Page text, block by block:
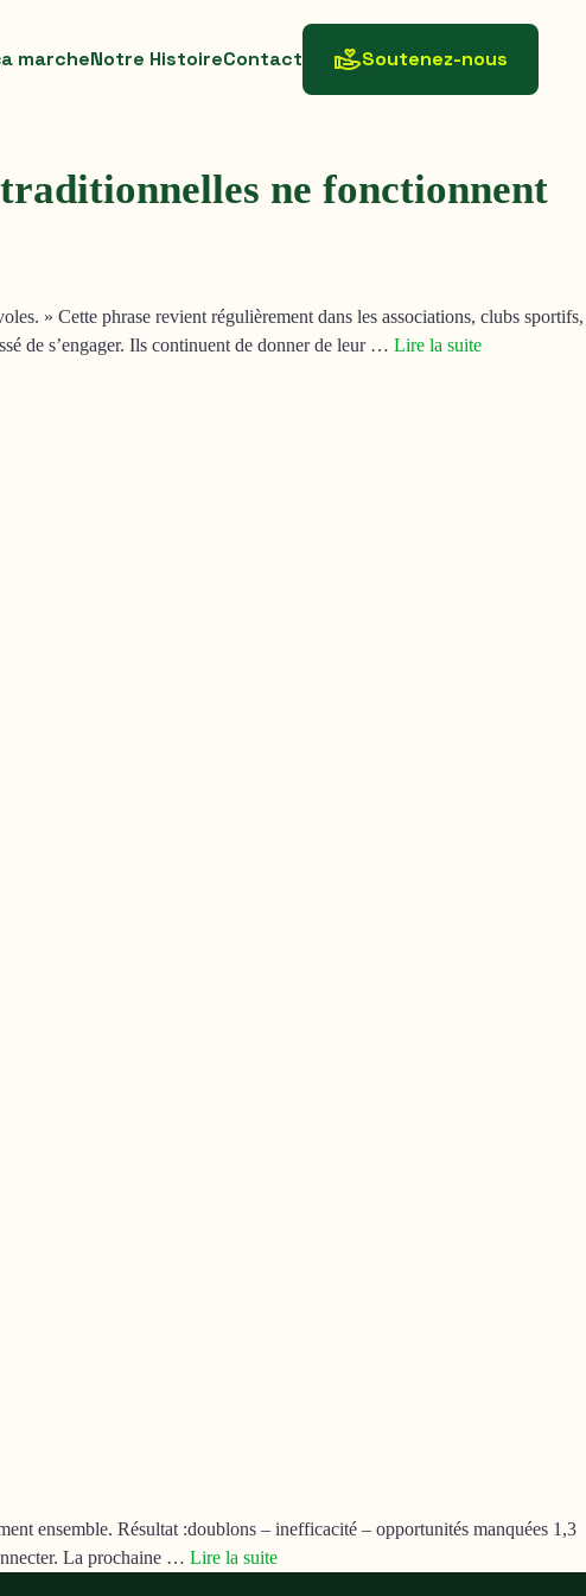
marcheNotre HistoireContact Soutenez-nous
ne fonctionnent
» Cette phrase revient régulièrement dans les associations, clubs sportifs,
de s’engager. Ils continuent de donner de leur … Lire la suite
ensemble. Résultat :doublons – inefficacité – opportunités manquées 1,3
La prochaine … Lire la suite